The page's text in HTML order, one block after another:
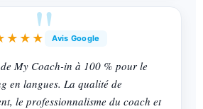
Avis Google
My Coach-in à 100 % pour le
en langues. La qualité de
le professionnalisme du coach et